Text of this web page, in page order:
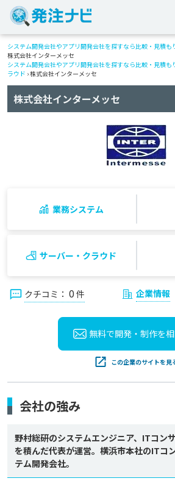
システム開発会社やアプリ開発会社を探すなら比較・見積も
株式会社インターメッセ
システム開発会社やアプリ開発会社を探すなら比較・見積も
ラウド › 株式会社インターメッセ
株式会社インターメッセ
業務システム
サーバー・クラウド
クチコミ： 0 件 企業情報
無料で開発・制作を
この企業のサイトを見
会社の強み
野村総研のシステムエンジニア、ITコン
を積んだ代表が運営。横浜市本社のITコ
テム開発会社。